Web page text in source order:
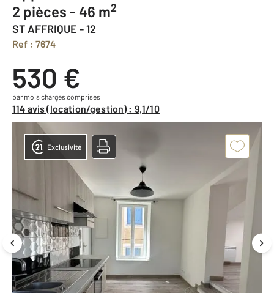
2 pièces - 46 m2
ST AFFRIQUE - 12
Ref : 7674
530 €
par mois charges comprises
114 avis (location/gestion) : 9,1/10
Exclusivité